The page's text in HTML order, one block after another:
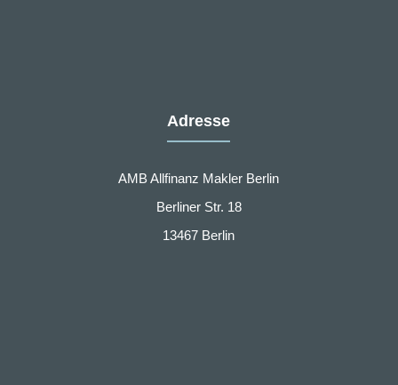
Adresse
AMB Allfinanz Makler Berlin
Berliner Str. 18
13467 Berlin